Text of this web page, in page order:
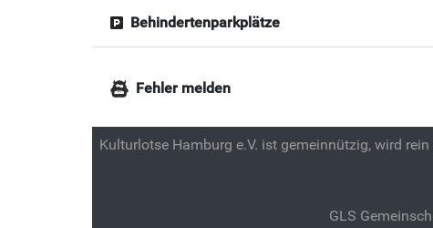
Behindertenparkplätze
Fehler melden
Kulturlotse Hamburg e.V. ist gemeinnützig, wird
GLS